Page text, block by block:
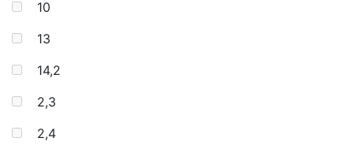
10
13
14,2
2,3
2,4